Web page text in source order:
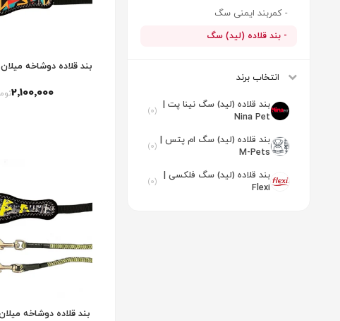
- کمربند ایمنی سگ
- بند قلاده (لید) سگ
انتخاب برند
بند قلاده (لید) سگ نینا پت |
Nina Pet
(0)
بند قلاده (لید) سگ ام پتس |
M-Pets
(0)
بند قلاده (لید) سگ فلکسی |
Flexi
(0)
بند قلاده دوشاخه
2٬100٬000
بند قلاده دوشاخه